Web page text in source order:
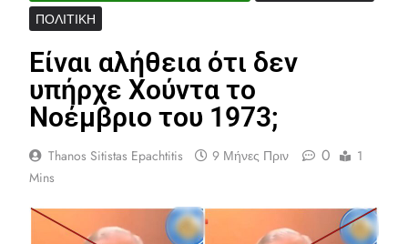
ΠΟΛΙΤΙΚΉ
Είναι αλήθεια ότι δεν
υπήρχε Χούντα το
Νοέμβριο του 1973;
Thanos Sitistas Epachtitis 9 Μήνες Πριν 0
1
Mins